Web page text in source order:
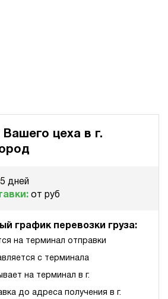
цеха в г.
5 дней
от руб
график перевозки груза:
на терминал отправки
с терминала
на терминал в г.
до адреса получения в г.